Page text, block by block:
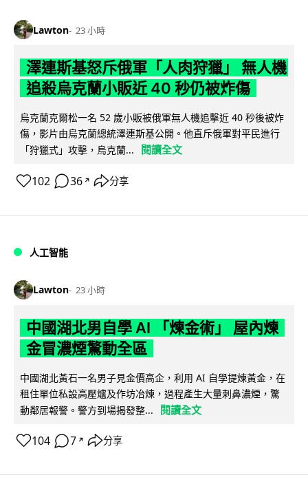
Lawton 23 小時
澤連斯基怒斥俄軍「人肉狩獵」 無人機
追殺烏克蘭小販近 40 秒仍被炸傷
烏克蘭克爾松一名 52 歲小販被俄軍無人機追擊近 40 秒後被炸
傷，影片由烏克蘭總統澤連斯基公開。他直斥俄軍對平民進行
「狩獵式」攻擊，烏克蘭...
閱讀全文
102 36 ↗ 分享
人工智能
Lawton 23 小時
中國湖北男自學 AI 「煉金術」 屋內煉
金冒濃煙驚動全區
中國湖北黃石一名男子見金價高企，利用 AI 自學提煉黃金，在
租住單位私設高壓爐及作坊冶煉，過程產生大量刺鼻濃煙，驚
動鄰居報警。警方到場揭發整...
閱讀全文
104 7 ↗ 分享